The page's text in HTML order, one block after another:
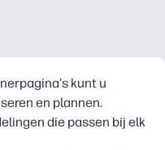
kunt u
en plannen.
die passen bij elk